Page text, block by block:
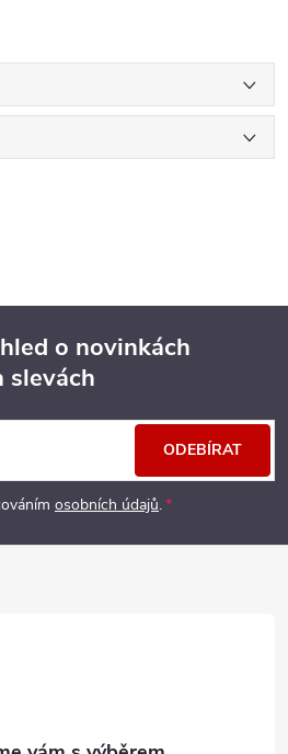
o novinkách
slevách
osobních údajů.
ODEBÍRAT